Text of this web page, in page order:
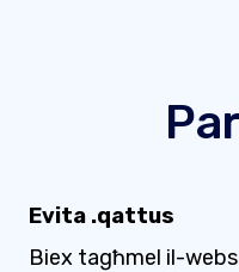
Evita .qattus
Biex tagħmel il-